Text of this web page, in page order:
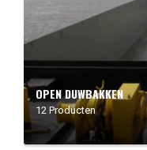
OPEN DUWBAKKEN
12 Producten